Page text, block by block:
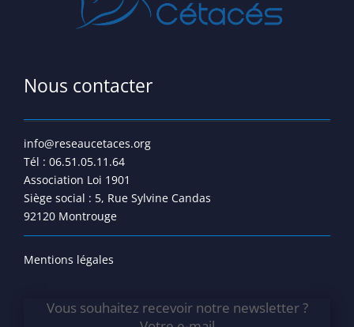
Nous contacter
info@reseaucetaces.org
Tél : 06.51.05.11.64
Association Loi 1901
Siège social : 5, Rue Sylvine Candas
92120 Montrouge
Mentions légales
Vous souhaitez recevoir notre newsletter ?